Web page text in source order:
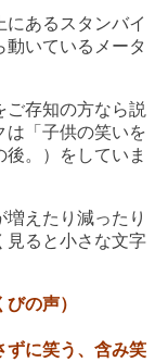
あるスタンバイ
いているメータ
ご存知の方なら説
は「子供の笑いを
。）をしていま
えたり減ったり
見ると小さな文字
の声）
ずに笑う、含み笑